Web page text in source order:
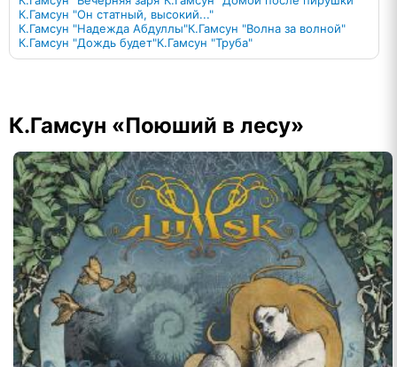
К.Гамсун "Он статный, высокий..."
К.Гамсун "Надежда Абдуллы"К.Гамсун "Волна за волной"
К.Гамсун "Дождь будет"К.Гамсун "Труба"
К.Гамсун «Поюший в лесу»